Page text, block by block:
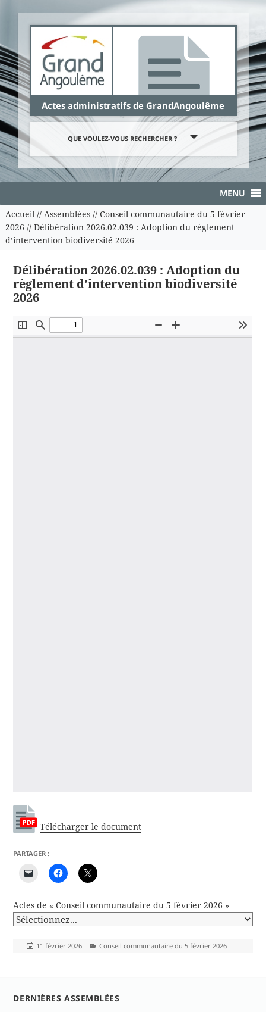
Actes administratifs de GrandAngoulême
QUE VOULEZ-VOUS RECHERCHER ?
MENU
Accueil// Assemblées// Conseil communautaire du 5 février
2026 // Délibération 2026.02.039 : Adoption du règlement
d’intervention biodiversité 2026
Délibération 2026.02.039 : Adoption du
règlement d’intervention biodiversité
2026
Télécharger le document
PARTAGER :
Actes de « Conseil communautaire du 5 février 2026 »
Publié
11 février 2026 Catégories
Conseil communautaire du 5 février 2026
DERNIÈRES ASSEMBLÉES
Panneau de gestion des cookies